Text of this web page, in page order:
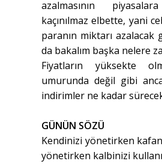
azalmasının
kaçınılmaz elbette, yani
paranın miktarı
da bakalım başka nelere
Fiyatların yüksekte
umurunda değil gibi
indirimler ne kadar
GÜNÜN SÖZÜ
Kendinizi yönetirken
yönetirken kalbinizi